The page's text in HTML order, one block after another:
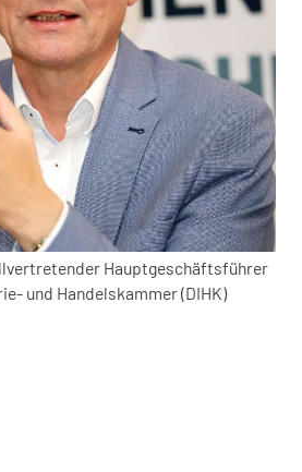
Hauptgeschäftsführer
und Handelskammer (DIHK)